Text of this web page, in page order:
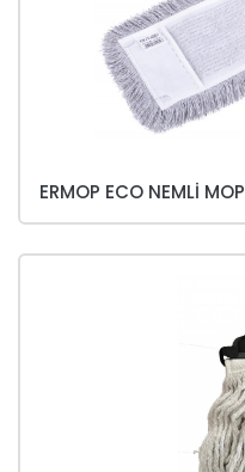
ERMOP ECO NEMLI MOP